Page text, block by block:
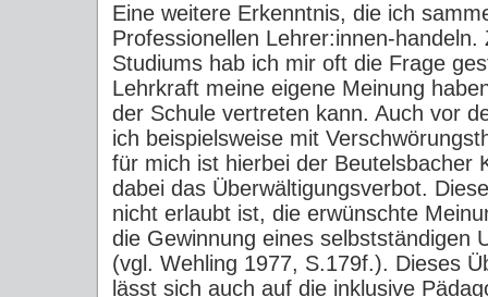
Eine weitere Erkenntnis, die ich
Professionellen Lehrer:innen-handeln.
Studiums hab ich mir oft die Frage
Lehrkraft meine eigene Meinung
der Schule vertreten kann. Auch vor
ich beispielsweise mit
für mich ist hierbei der Beutelsbacher
dabei das Überwältigungsverbot.
nicht erlaubt ist, die erwünschte
die Gewinnung eines selbstständigen
(vgl. Wehling 1977, S.179f.). Dieses
lässt sich auch auf die inklusive